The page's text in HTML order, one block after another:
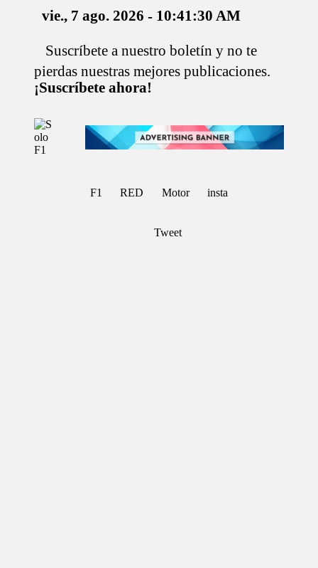
vie., 7 ago. 2026 - 10:41:31 AM
Suscríbete a nuestro boletín y no te
pierdas nuestras mejores publicaciones.
¡Suscríbete ahora!
S
o
l
Para
Amantes
de
F1 RED Motor insta
Tweet